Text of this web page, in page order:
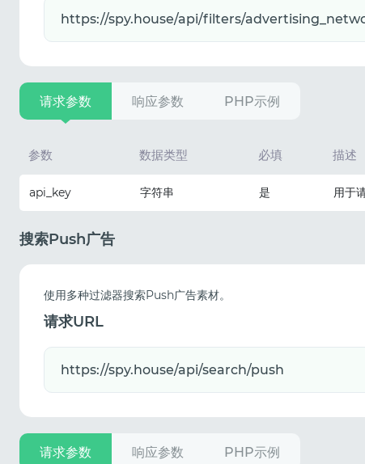
请求参数 响应参数 PHP示例
参数 数据类型 必填 描述
api_key 字符串 是 用于
搜索Push广告
使用多种过滤器搜索Push广告素材。
请求URL
请求参数 响应参数 PHP示例